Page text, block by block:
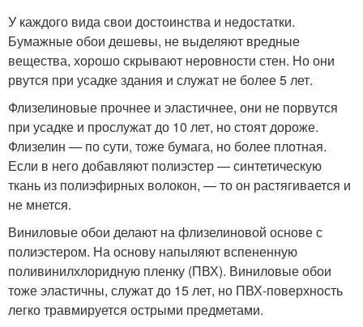
У каждого вида свои достоинства и недостатки.
Бумажные обои дешевы, не выделяют вредные
вещества, хорошо скрывают неровности стен. Но они
рвутся при усадке здания и служат не более 5 лет.
Флизелиновые прочнее и эластичнее, они не порвутся
при усадке и прослужат до 10 лет, но стоят дороже.
Флизелин — по сути, тоже бумага, но более плотная.
Если в него добавляют полиэстер — синтетическую
ткань из полиэфирных волокон, — то он растягивается и
не мнется.
Виниловые обои делают на флизелиновой основе с
полиэстером. На основу напыляют вспененную
поливинилхлоридную пленку (ПВХ). Виниловые обои
тоже эластичны, служат до 15 лет, но ПВХ-поверхность
легко травмируется острыми предметами.